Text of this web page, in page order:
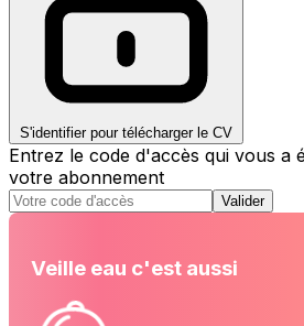
S'identifier pour télécharger le CV
Entrez le code d'accès qui vous a
votre abonnement
Valider
Veille eau c'est aussi